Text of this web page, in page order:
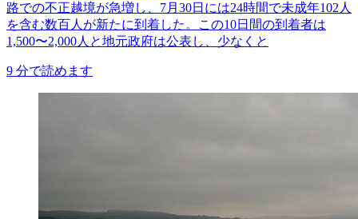
路での不正越境が急増し、7月30日には24時間で未成年102人
を含む数百人が新たに到着した。この10日間の到着者は
1,500〜2,000人と地元政府は公表し、少なくと
9 分で読めます